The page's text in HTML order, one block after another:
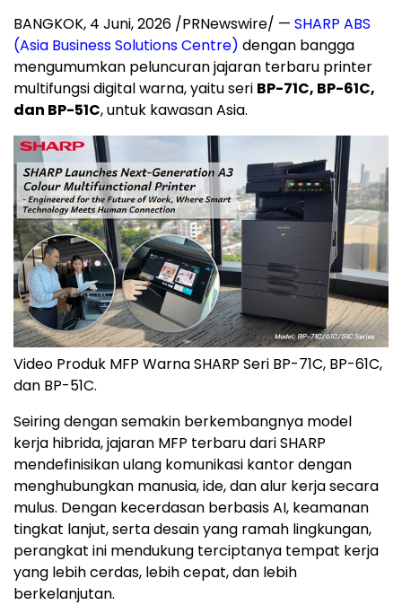
BANGKOK, 4 Juni, 2026 /PRNewswire/ — SHARP ABS
(Asia Business Solutions Centre) dengan bangga
mengumumkan peluncuran jajaran terbaru printer
multifungsi digital warna, yaitu seri BP-71C, BP-61C,
dan BP-51C, untuk kawasan Asia.
Video Produk MFP Warna SHARP Seri BP-71C, BP-61C,
dan BP-51C.
Seiring dengan semakin berkembangnya model
kerja hibrida, jajaran MFP terbaru dari SHARP
mendefinisikan ulang komunikasi kantor dengan
menghubungkan manusia, ide, dan alur kerja secara
mulus. Dengan kecerdasan berbasis AI, keamanan
tingkat lanjut, serta desain yang ramah lingkungan,
perangkat ini mendukung terciptanya tempat kerja
yang lebih cerdas, lebih cepat, dan lebih
berkelanjutan.